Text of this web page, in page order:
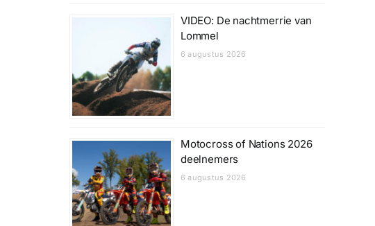
VIDEO: De nachtmerrie van
Lommel
6 augustus 2026
Motocross of Nations 2026
deelnemers
6 augustus 2026